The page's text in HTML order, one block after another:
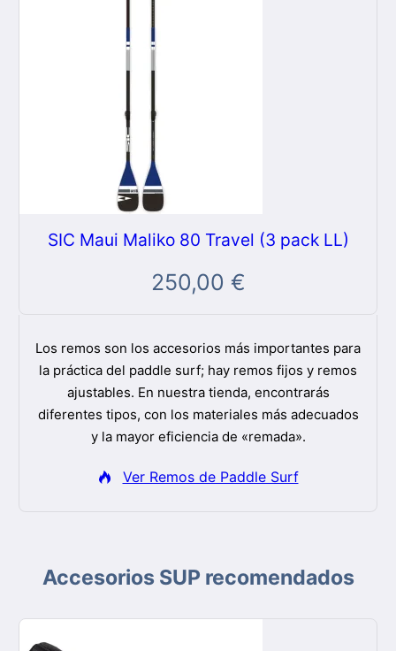
SIC Maui Maliko 80 Travel (3 pack LL)
250,00 €
Los remos son los accesorios más importantes para
la práctica del paddle surf; hay remos fijos y remos
ajustables. En nuestra tienda, encontrarás
diferentes tipos, con los materiales más adecuados
y la mayor eficiencia de «remada».
Ver Remos de Paddle Surf
Accesorios SUP recomendados